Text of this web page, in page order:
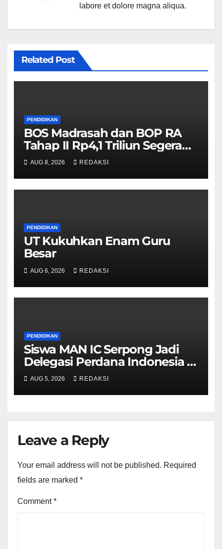
labore et dolore magna aliqua.
Related Post
PENDIDIKAN
BOS Madrasah dan BOP RA
Tahap II Rp4,1 Triliun Segera
Cair, Berikut Jadwal
Pengajuannya
AUG 8, 2026 REDAKSI
PENDIDIKAN
UT Kukuhkan Enam Guru
Besar
AUG 6, 2026 REDAKSI
PENDIDIKAN
Siswa MAN IC Serpong Jadi
Delegasi Perdana Indonesia di
Olimpiade Sains Nuklir
Internasional
AUG 5, 2026 REDAKSI
Leave a Reply
Your email address will not be published. Required
fields are marked *
Comment*